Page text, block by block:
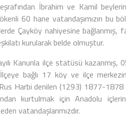
İbrahim ve Kamil
60 hane vatandaşımızın bu
Çayköy nahiyesine bağlanmış,
kurularak belde olmuştur.
Kanunla ilçe statüsü
bağlı 17 köy ve ilçe
Harbi denilen (1293) 1877-1878
kurtulmak için Anadolu
vatandaşlarımızdır.